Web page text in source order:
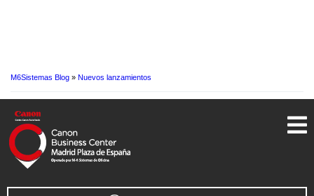
M6Sistemas Blog » Nuevos lanzamientos